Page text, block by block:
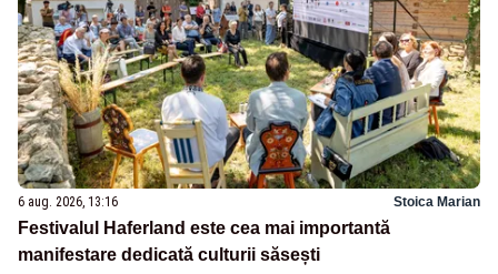
6 aug. 2026, 13:16 Stoica Marian
Festivalul Haferland este cea mai importantă
manifestare dedicată culturii săsești